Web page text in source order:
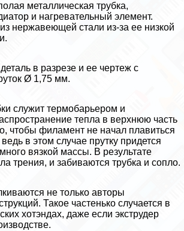
металлическая трубка,
и нагревательный элемент.
нержавеющей стали из-за ее низкой
в разрезе и ее чертеж с
Ø 1,75 мм.
служит термобарьером и
тепла в верхнюю часть
чтобы филамент не начал плавиться
в этом случае прутку придется
вязкой массы. В результате
трения, и забиваются трубка и сопло.
не только авторы
Такое частенько случается в
хотэндах, даже если экструдер